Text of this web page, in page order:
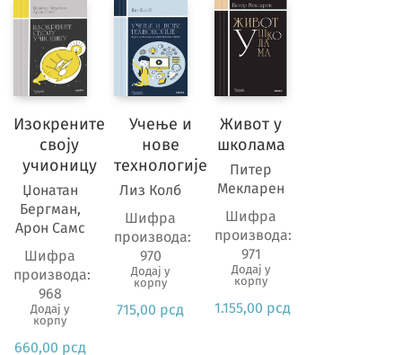
Изокрените
своју
учионицу
Џонатан
Бергман,
Арон Самс
Шифра
производа:
968
Додај у
корпу
660,00 рсд
Учење и
нове
технологије
Лиз Колб
Шифра
производа:
970
Додај у
корпу
715,00 рсд
Живот у
школама
Питер
Мекларен
Шифра
производа:
971
Додај у
корпу
1.155,00 рсд